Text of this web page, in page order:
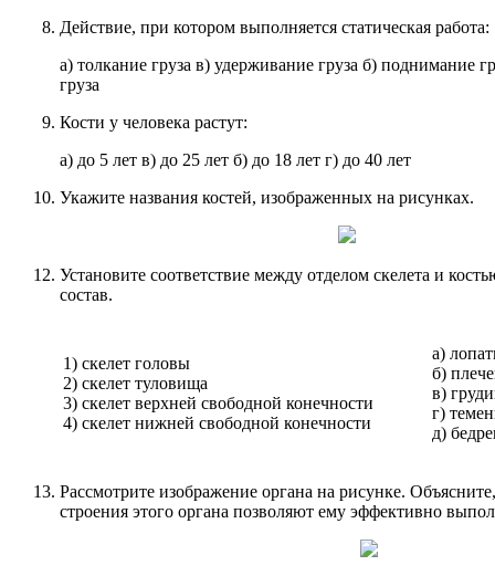
Действие, при котором выполняется статическая работа:
а) толкание груза в) удерживание груза б) поднимание
груза
Кости у человека растут:
а) до 5 лет в) до 25 лет б) до 18 лет г) до 40 лет
Укажите названия костей, изображенных на рисунках.
Установите соответствие между отделом скелета и
состав.
1) скелет головы
2) скелет туловища
3) скелет верхней свободной конечности
4) скелет нижней свободной конечности
а)
б)
в)
г)
д)
Рассмотрите изображение органа на рисунке.
строения этого органа позволяют ему эффективно